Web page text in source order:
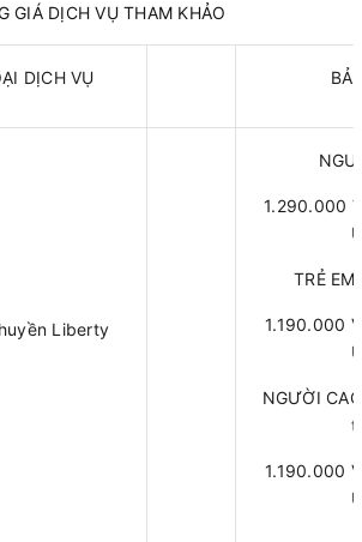
GIÁ DỊCH VỤ THAM KHẢO
DỊCH VỤ
Liberty
1.290.000
TRẺ
1.190.000
NGƯỜI
1.190.000